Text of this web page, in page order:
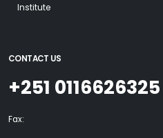
Institute
CONTACT US
+251 0116626325
Fax: